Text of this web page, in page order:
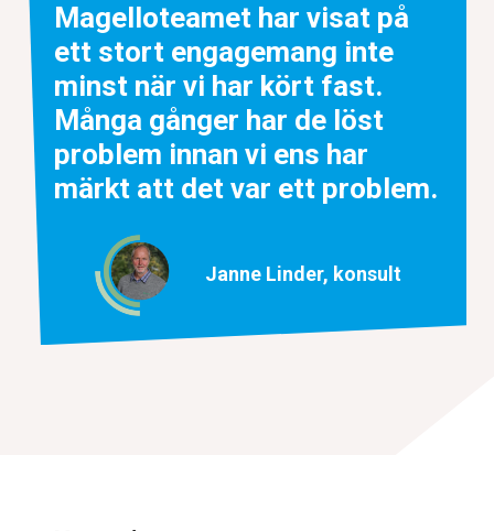
Magelloteamet har visat på
ett stort engagemang inte
minst när vi har kört fast.
Många gånger har de löst
problem innan vi ens har
märkt att det var ett problem.
Janne Linder, konsult